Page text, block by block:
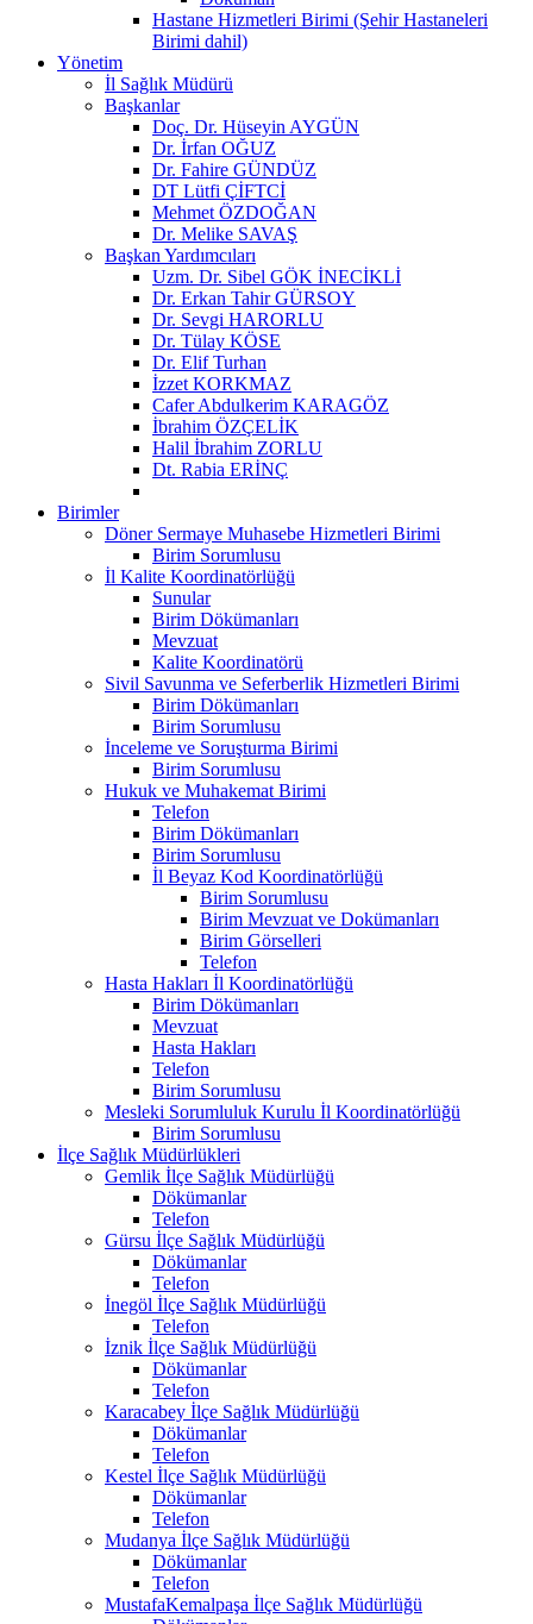
Hastane Hizmetleri Birimi (Şehir Hastaneleri
Birimi dahil)
Yönetim
İl Sağlık Müdürü
Başkanlar
Doç. Dr. Hüseyin AYGÜN
Dr. İrfan OĞUZ
Dr. Fahire GÜNDÜZ
DT Lütfi ÇİFTCİ
Mehmet ÖZDOĞAN
Dr. Melike SAVAŞ
Başkan Yardımcıları
Uzm. Dr. Sibel GÖK İNECİKLİ
Dr. Erkan Tahir GÜRSOY
Dr. Sevgi HARORLU
Dr. Tülay KÖSE
Dr. Elif Turhan
İzzet KORKMAZ
Cafer Abdulkerim KARAGÖZ
İbrahim ÖZÇELİK
Halil İbrahim ZORLU
Dt. Rabia ERİNÇ
Birimler
Döner Sermaye Muhasebe Hizmetleri Birimi
Birim Sorumlusu
İl Kalite Koordinatörlüğü
Sunular
Birim Dökümanları
Mevzuat
Kalite Koordinatörü
Sivil Savunma ve Seferberlik Hizmetleri Birimi
Birim Dökümanları
Birim Sorumlusu
İnceleme ve Soruşturma Birimi
Birim Sorumlusu
Hukuk ve Muhakemat Birimi
Telefon
Birim Dökümanları
Birim Sorumlusu
İl Beyaz Kod Koordinatörlüğü
Birim Sorumlusu
Birim Mevzuat ve Dokümanları
Birim Görselleri
Telefon
Hasta Hakları İl Koordinatörlüğü
Birim Dökümanları
Mevzuat
Hasta Hakları
Telefon
Birim Sorumlusu
Mesleki Sorumluluk Kurulu İl Koordinatörlüğü
Birim Sorumlusu
İlçe Sağlık Müdürlükleri
Gemlik İlçe Sağlık Müdürlüğü
Dökümanlar
Telefon
Gürsu İlçe Sağlık Müdürlüğü
Dökümanlar
Telefon
İnegöl İlçe Sağlık Müdürlüğü
Telefon
İznik İlçe Sağlık Müdürlüğü
Dökümanlar
Telefon
Karacabey İlçe Sağlık Müdürlüğü
Dökümanlar
Telefon
Kestel İlçe Sağlık Müdürlüğü
Dökümanlar
Telefon
Mudanya İlçe Sağlık Müdürlüğü
Dökümanlar
Telefon
MustafaKemalpaşa İlçe Sağlık Müdürlüğü